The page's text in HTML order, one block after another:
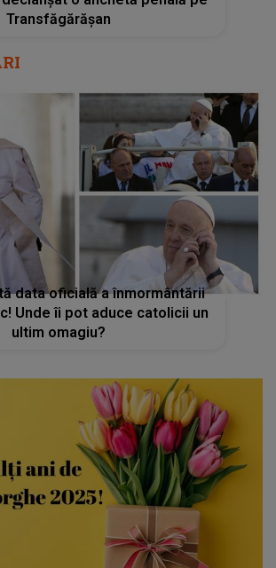
Transfăgărășan
data oficială a înmormântării
Unde îi pot aduce catolicii un
ultim omagiu?